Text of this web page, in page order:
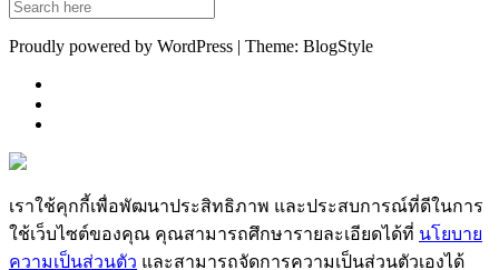
Proudly powered by WordPress | Theme: BlogStyle
เราใช้คุกกี้เพื่อพัฒนาประสิทธิภาพ และประสบการณ์ที่ดีในการ
ใช้เว็บไซต์ของคุณ คุณสามารถศึกษารายละเอียดได้ที่ นโยบาย
ความเป็นส่วนตัว และสามารถจัดการความเป็นส่วนตัวเองได้